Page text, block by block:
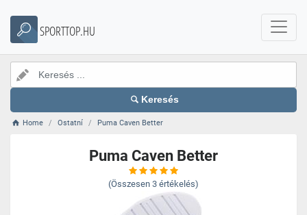
SPORTTOP.HU
Keresés
Home Ostatní Puma Caven Better
Puma Caven Better
(Összesen 3 értékelés)